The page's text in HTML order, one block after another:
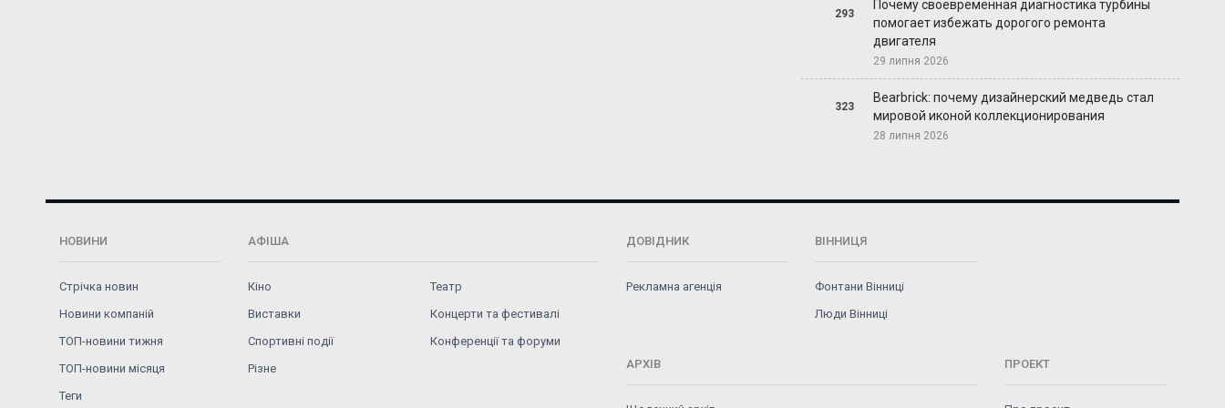
293
Почему своевременная диагностика турбины
помогает избежать дорогого ремонта
двигателя
29 липня 2026
323
Bearbrick: почему дизайнерский медведь стал
мировой иконой коллекционирования
28 липня 2026
НОВИНИ
Стрічка новин
Новини компаній
ТОП-новини тижня
ТОП-новини місяця
Теги
АФІША
Кіно
Театр
Виставки
Концерти та фестивалі
Спортивні події
Конференції та форуми
Різне
ДОВІДНИК
Рекламна агенція
ВІННИЦЯ
Фонтани Вінниці
Люди Вінниці
АРХІВ ПРОЕКТ